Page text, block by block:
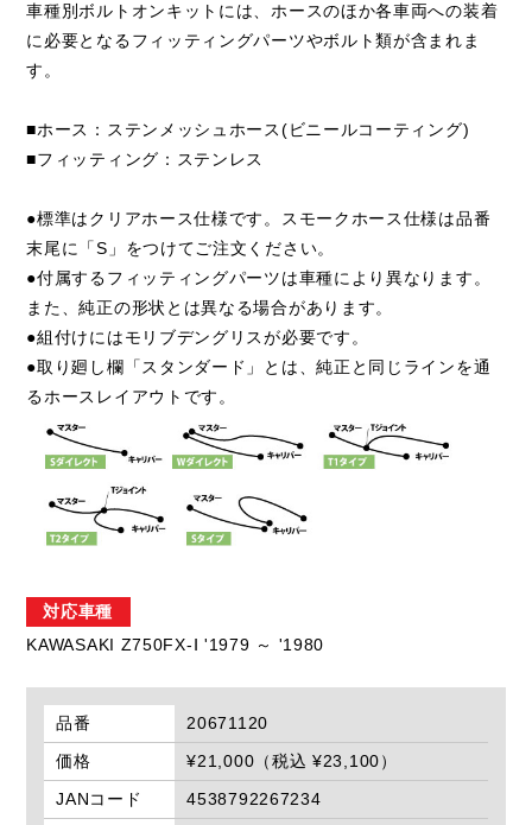
車種別ボルトオンキットには、ホースのほか各車両への装着
に必要となるフィッティングパーツやボルト類が含まれま
す。
■ホース：ステンメッシュホース(ビニールコーティング)
■フィッティング：ステンレス
●標準はクリアホース仕様です。スモークホース仕様は品番
末尾に「S」をつけてご注文ください。
●付属するフィッティングパーツは車種により異なります。
また、純正の形状とは異なる場合があります。
●組付けにはモリブデングリスが必要です。
●取り廻し欄「スタンダード」とは、純正と同じラインを通
るホースレイアウトです。
対応車種
KAWASAKI Z750FX-Ⅰ '1979 ～ '1980
品番
20671120
価格
¥21,000（税込 ¥23,100）
JANコード
4538792267234